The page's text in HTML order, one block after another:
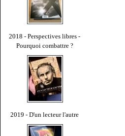
2018 - Perspectives libres -
Pourquoi combattre ?
2019 - D'un lecteur l'autre